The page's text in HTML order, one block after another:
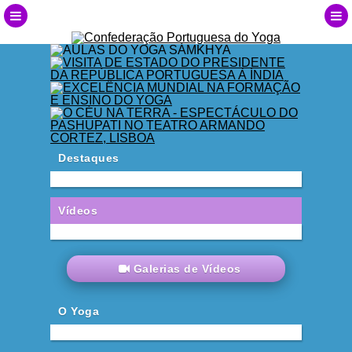
Destaques
Vídeos
Galerias de Vídeos
O Yoga